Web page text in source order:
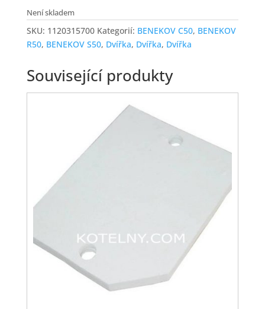
Není skladem
SKU: 1120315700 Kategorií: BENEKOV C50, BENEKOV
R50, BENEKOV S50, Dvířka, Dvířka, Dvířka
Související produkty